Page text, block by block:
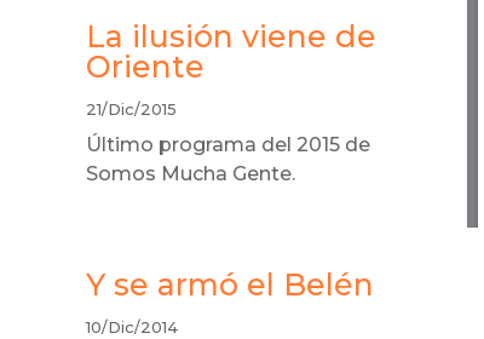
La ilusión viene de
Oriente
21/Dic/2015
Último programa del 2015 de
Somos Mucha Gente.
Y se armó el Belén
10/Dic/2014